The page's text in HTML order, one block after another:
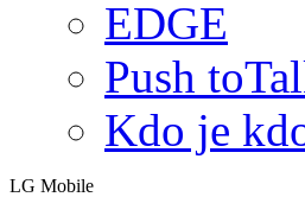
EDGE
Push
Kdo je
LG Mobile